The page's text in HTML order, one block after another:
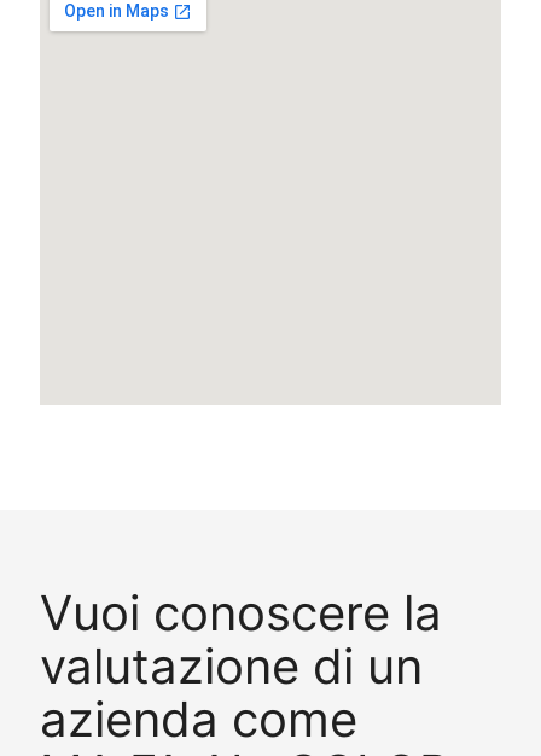
Vuoi conoscere la
valutazione di un
azienda come